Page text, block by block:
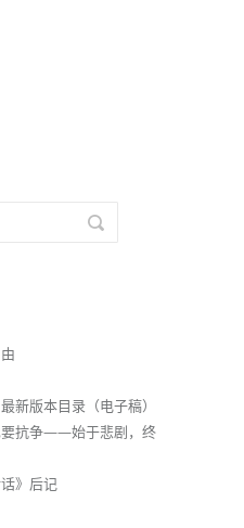
新版本目录（电子稿）
要抗争——始于悲剧，终
》后记